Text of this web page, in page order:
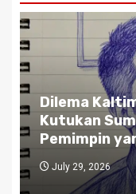
Gubernur
Jalan:
Antara Etika
July 27, 2026